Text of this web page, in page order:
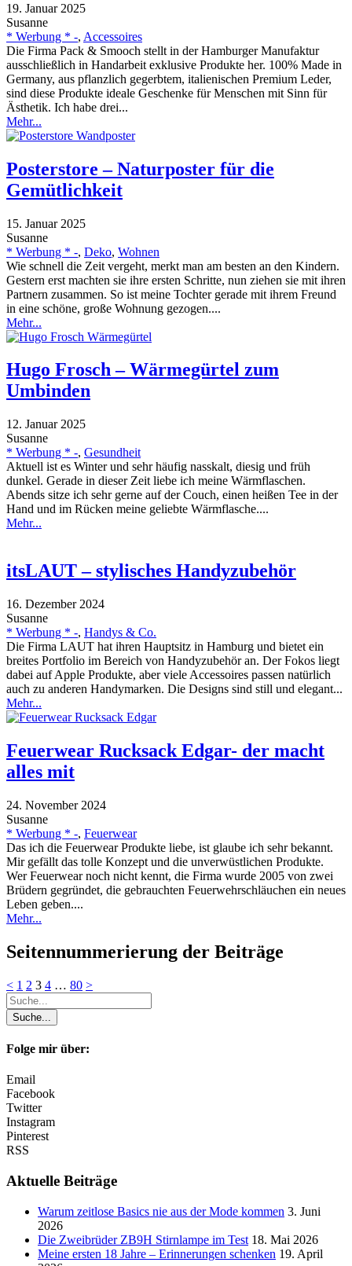
19. Januar 2025
Susanne
* Werbung * -, Accessoires
Die Firma Pack & Smooch stellt in der Hamburger Manufaktur
ausschließlich in Handarbeit exklusive Produkte her. 100% Made in
Germany, aus pflanzlich gegerbtem, italienischen Premium Leder,
sind diese Produkte ideale Geschenke für Menschen mit Sinn für
Ästhetik. Ich habe drei...
Mehr...
Posterstore – Naturposter für die
Gemütlichkeit
15. Januar 2025
Susanne
* Werbung * -, Deko, Wohnen
Wie schnell die Zeit vergeht, merkt man am besten an den Kindern.
Gestern erst machten sie ihre ersten Schritte, nun ziehen sie mit ihren
Partnern zusammen. So ist meine Tochter gerade mit ihrem Freund
in eine schöne, große Wohnung gezogen....
Mehr...
Hugo Frosch – Wärmegürtel zum
Umbinden
12. Januar 2025
Susanne
* Werbung * -, Gesundheit
Aktuell ist es Winter und sehr häufig nasskalt, diesig und früh
dunkel. Gerade in dieser Zeit liebe ich meine Wärmflaschen.
Abends sitze ich sehr gerne auf der Couch, einen heißen Tee in der
Hand und im Rücken meine geliebte Wärmflasche....
Mehr...
itsLAUT – stylisches Handyzubehör
16. Dezember 2024
Susanne
* Werbung * -, Handys & Co.
Die Firma LAUT hat ihren Hauptsitz in Hamburg und bietet ein
breites Portfolio im Bereich von Handyzubehör an. Der Fokos liegt
dabei auf Apple Produkte, aber viele Accessoires passen natürlich
auch zu anderen Handymarken. Die Designs sind still und elegant...
Mehr...
Feuerwear Rucksack Edgar- der macht
alles mit
24. November 2024
Susanne
* Werbung * -, Feuerwear
Das ich die Feuerwear Produkte liebe, ist glaube ich sehr bekannt.
Mir gefällt das tolle Konzept und die unverwüstlichen Produkte.
Wer Feuerwear noch nicht kennt, die Firma wurde 2005 von zwei
Brüdern gegründet, die gebrauchten Feuerwehrschläuchen ein neues
Leben geben....
Mehr...
Seitennummerierung der Beiträge
< 1 2 3 4 … 80 >
Folge mir über:
Email
Facebook
Twitter
Instagram
Pinterest
RSS
Aktuelle Beiträge
Warum zeitlose Basics nie aus der Mode kommen 3. Juni
2026
Die Zweibrüder ZB9H Stirnlampe im Test 18. Mai 2026
Meine ersten 18 Jahre – Erinnerungen schenken 19. April